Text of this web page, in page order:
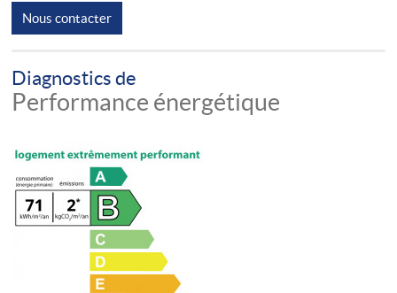
Nous contacter
Diagnostics de
Performance énergétique